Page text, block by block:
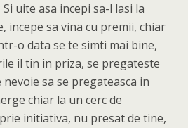
uite asa incepi sa-l lasi la
incepe sa vina cu premii, chiar
o data se te simti mai bine,
il tin in priza, se pregateste
sa se pregateasca in
chiar la un cerc de
initiativa, nu presat de tine,